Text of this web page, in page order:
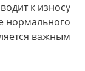
к износу
нормального
важным